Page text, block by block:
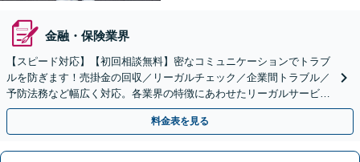
金融・保険業界
【スピード対応】【初回相談無料】密なコミュニケーションでトラブ
ルを防ぎます！売掛金の回収／リーガルチェック／企業間トラブル／
予防法務など幅広く対応。各業界の特徴にあわせたリーガルサービス
で、中小企業の頼れるパートナーに。
料金表を見る